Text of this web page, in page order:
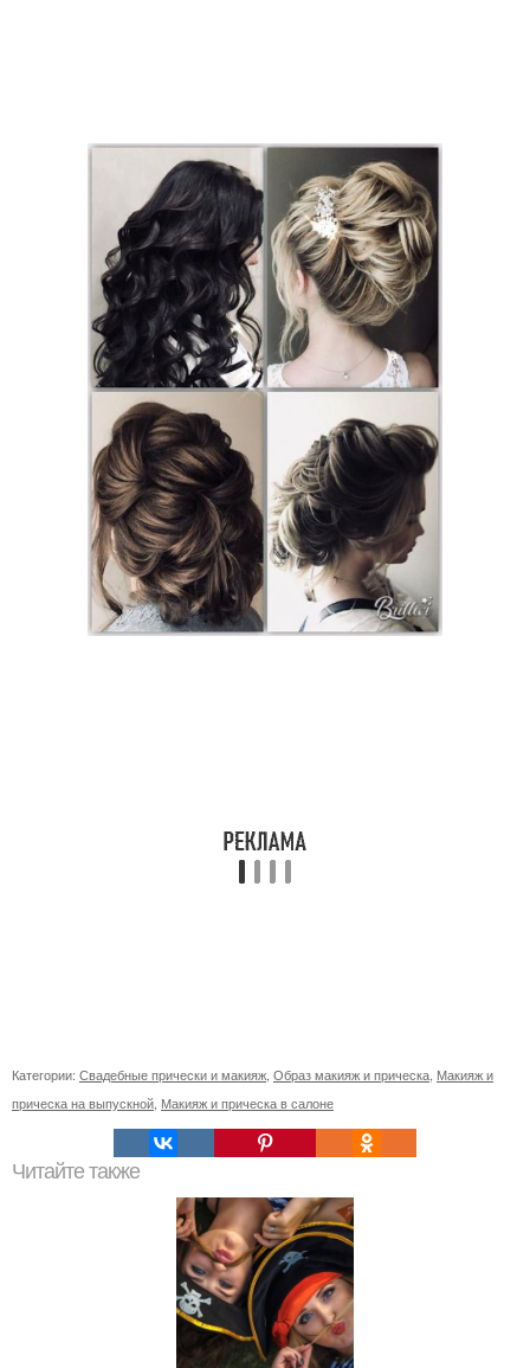
Категории: Свадебные прически и макияж Образ макияж и прическа Макияж и
прическа на выпускной Макияж и прическа в салоне
Читайте также